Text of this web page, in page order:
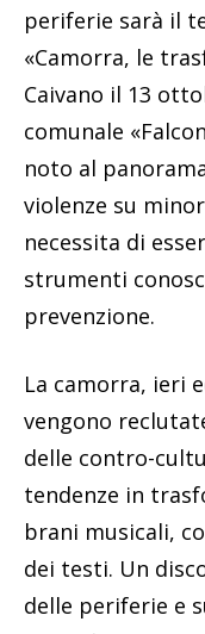
periferie sarà il
«Camorra, le
Caivano il 13
comunale
noto al
violenze su
necessita di
strumenti
prevenzione.
La camorra, ieri
vengono
delle contro-
tendenze in
brani musicali,
dei testi. Un
delle periferie e